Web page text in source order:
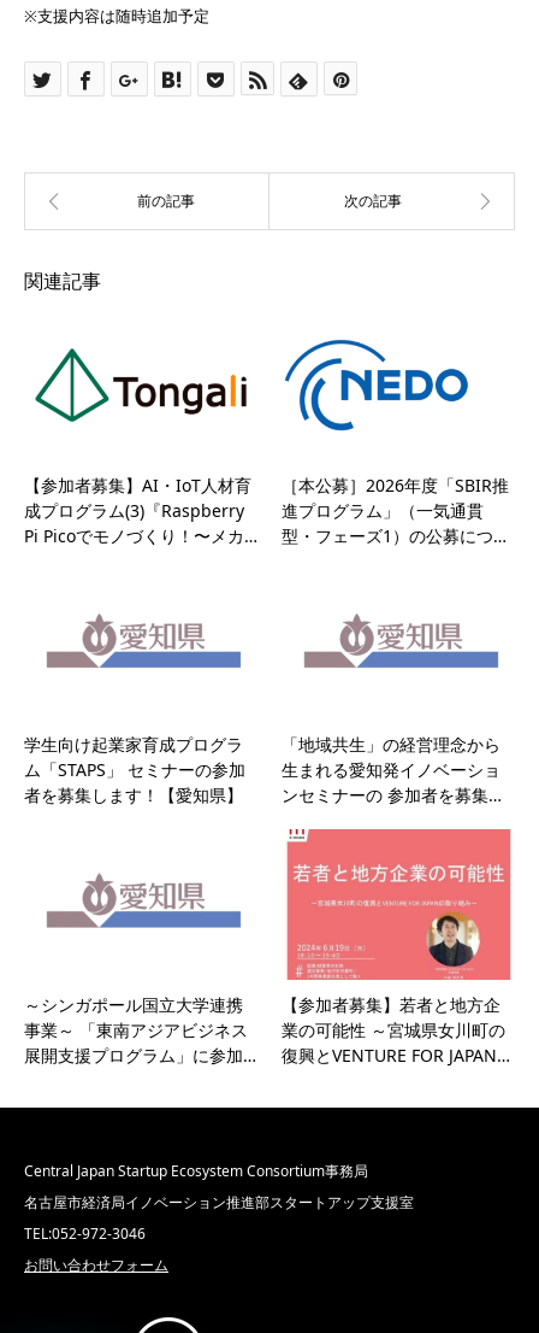
※支援内容は随時追加予定
関連記事
【参加者募集】AI・IoT人材育
成プログラム(3)『Raspberry
Pi Picoでモノづくり！〜メカ…
［本公募］2026年度「SBIR推
進プログラム」（一気通貫
型・フェーズ1）の公募につ…
学生向け起業家育成プログラ
ム「STAPS」 セミナーの参加
者を募集します！【愛知県】
「地域共生」の経営理念から
生まれる愛知発イノベーショ
ンセミナーの 参加者を募集…
～シンガポール国立大学連携
事業～ 「東南アジアビジネス
展開支援プログラム」に参加…
【参加者募集】若者と地方企
業の可能性 ～宮城県女川町の
復興とVENTURE FOR JAPAN…
Central Japan Startup Ecosystem Consortium事務局
名古屋市経済局イノベーション推進部スタートアップ支援室
TEL:052-972-3046
お問い合わせフォーム